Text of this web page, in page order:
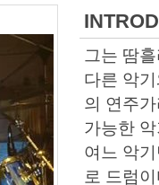
그는 땀
다른 악
의 연주
가능한
여느 악
로 드럼